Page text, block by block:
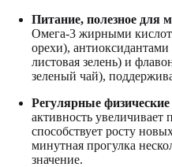
Питание, полезное для
Омега-3 жирными
орехи),
листовая зелень) и
зеленый чай),
Регулярные
активность увеличивает
способствует росту
минутная прогулка
значение.